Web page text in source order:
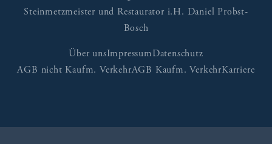
Steinmetzmeister und Restaurator i.H. Daniel Probst-
Bosch
Über unsImpressumDatenschutz
AGB nicht Kaufm. VerkehrAGB Kaufm. VerkehrKarriere